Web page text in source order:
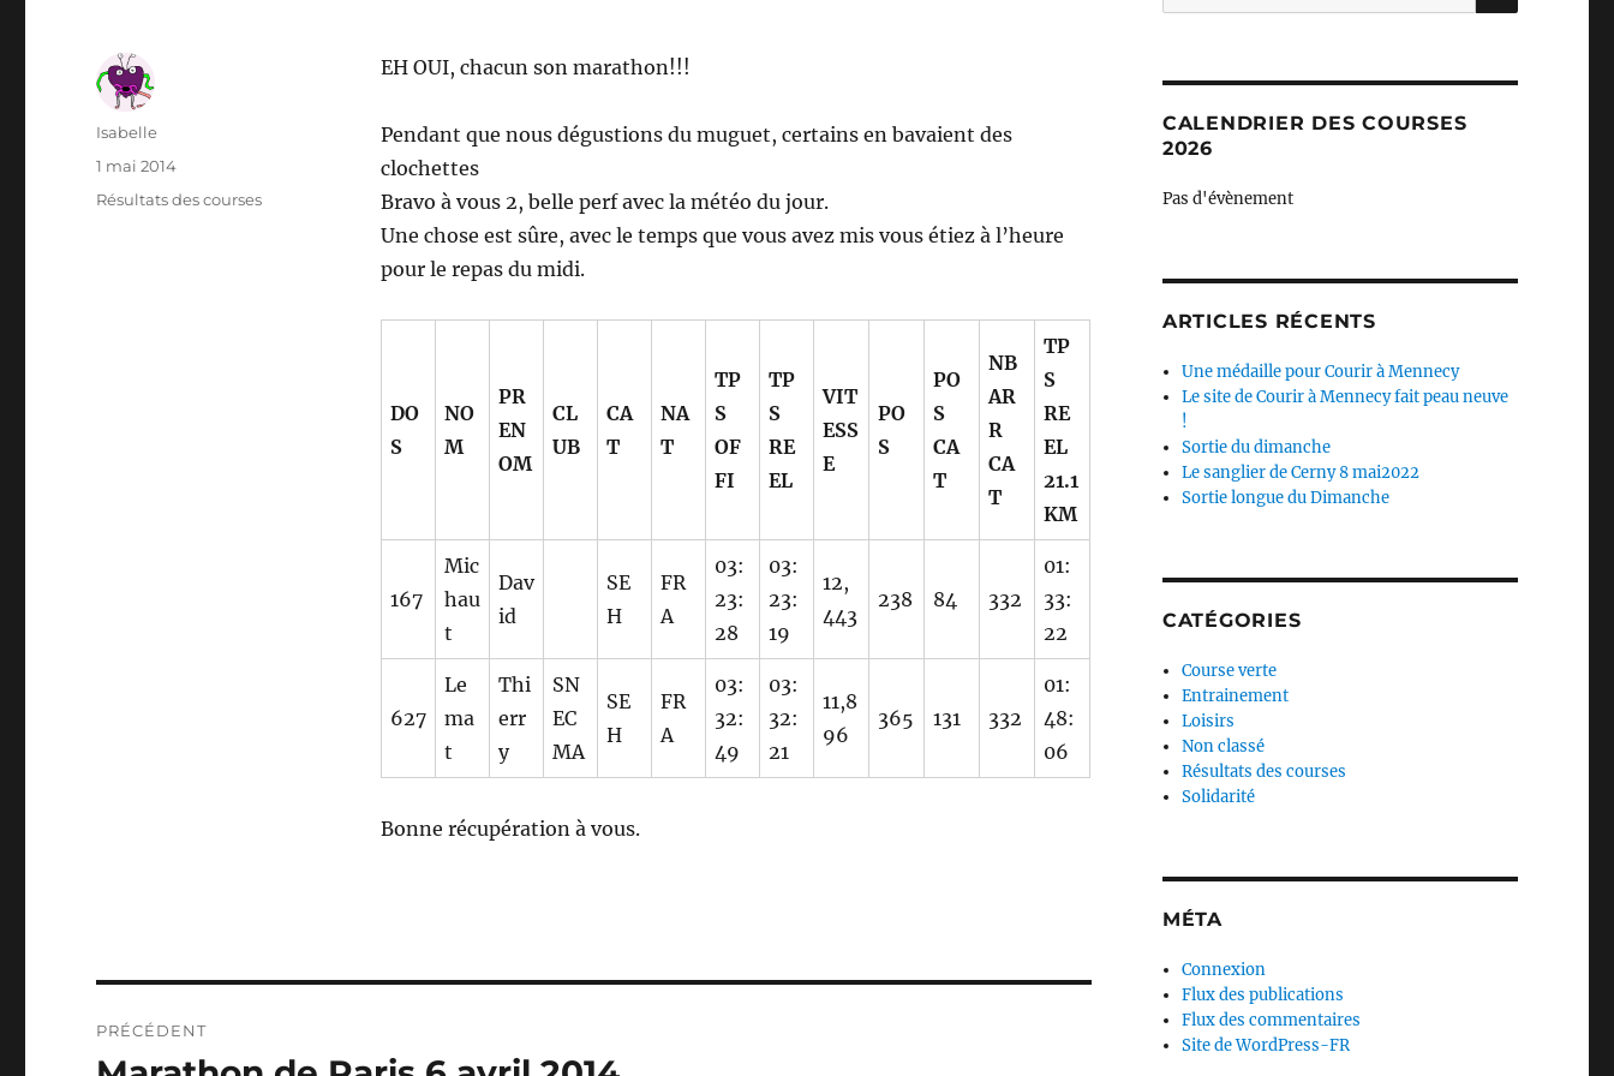
EH OUI, chacun son marathon!!!
Pendant que nous dégustions du muguet, certains en bavaient des
clochettes
Bravo à vous 2, belle perf avec la météo du jour.
Une chose est sûre, avec le temps que vous avez mis vous étiez à l’heure
pour le repas du midi.
DO
S
NO
M
PR
EN
OM
CL
UB
CA
T
NA
T
TP
S
OF
FI
TP
S
RE
EL
VIT
ESS
E
PO
S
PO
S
CA
T
NB
AR
R
CA
T
TP
S
RE
EL
21.1
KM
167
Mic
hau
t
Dav
id
SE
H
FR
A
03:
23:
28
03:
23:
19
12,
443
238 84 332
01:
33:
22
627
Le
ma
t
Thi
err
y
SN
EC
MA
SE
H
FR
A
03:
32:
49
03:
32:
21
11,8
96
365 131 332
01:
48:
06
Bonne récupération à vous.
Auteur
Isabelle
Publié
1 mai 2014
Catégories
Résultats des courses
de
PRÉCÉDENT
Publication
pour :
CALENDRIER DES COURSES
2026
Pas d'évènement
ARTICLES RÉCENTS
Une médaille pour Courir à Mennecy
Le site de Courir à Mennecy fait peau neuve
!
Sortie du dimanche
Le sanglier de Cerny 8 mai2022
Sortie longue du Dimanche
CATÉGORIES
Course verte
Entrainement
Loisirs
Non classé
Résultats des courses
Solidarité
MÉTA
Connexion
Flux des publications
Flux des commentaires
Site de WordPress-FR